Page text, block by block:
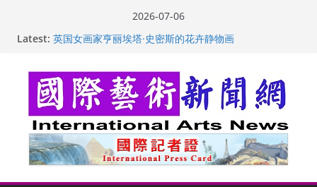
2026-07-06
Latest: “梵心”归处：一场展览 连着攀枝花的千里乡愁
美国人
玛丽安娜·卡拉切娃的绘画：幽默和难以言喻的快乐
苏方 ：“字”得其乐